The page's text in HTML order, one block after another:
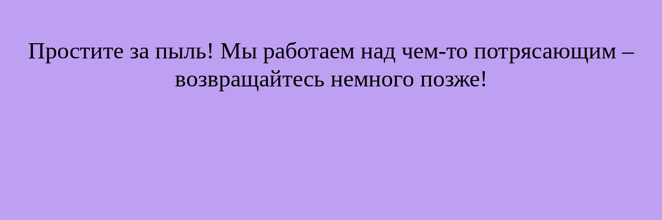
Простите за пыль! Мы работаем над чем-то потрясающим –
возвращайтесь немного позже!